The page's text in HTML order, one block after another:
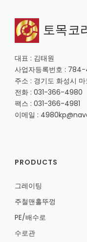
토목코
대표 : 김태원
사업자등록번호 :
주소 : 경기도 화성시
전화 : 031-366-4980
팩스 : 031-366-4981
이메일 :
PRODUCTS
그레이팅
주철맨홀뚜껑
PE/배수로
수로관